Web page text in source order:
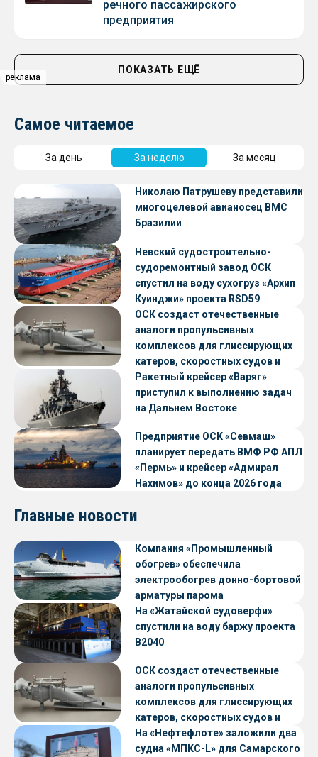
реклама
реклама
речного пассажирского
предприятия
ПОКАЗАТЬ ЕЩЁ
Самое читаемое
За день За неделю За месяц
Николаю Патрушеву представили
многоцелевой авианосец ВМС
Бразилии
Невский судостроительно-
судоремонтный завод ОСК
спустил на воду сухогруз «Архип
Куинджи» проекта RSD59
ОСК создаст отечественные
аналоги пропульсивных
комплексов для глиссирующих
катеров, скоростных судов и
судов с малой осадкой
Ракетный крейсер «Варяг»
приступил к выполнению задач
на Дальнем Востоке
Предприятие ОСК «Севмаш»
планирует передать ВМФ РФ АПЛ
«Пермь» и крейсер «Адмирал
Нахимов» до конца 2026 года
Главные новости
Компания «Промышленный
обогрев» обеспечила
электрообогрев донно-бортовой
арматуры парома
«Петропавловск» проекта CNF22
На «Жатайской судоверфи»
спустили на воду баржу проекта
В2040
ОСК создаст отечественные
аналоги пропульсивных
комплексов для глиссирующих
катеров, скоростных судов и
судов с малой осадкой
На «Нефтефлоте» заложили два
судна «МПКС-L» для Самарского